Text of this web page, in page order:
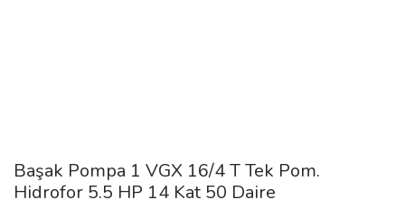
Başak Pompa 1 VGX 16/4 T Tek Pom.
Hidrofor 5.5 HP 14 Kat 50 Daire